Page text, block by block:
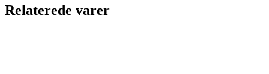
Relaterede varer